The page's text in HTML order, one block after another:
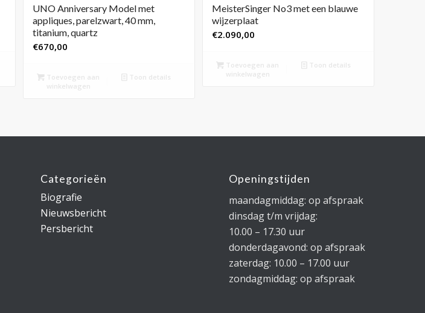
UNO Anniversary Model met
appliques, parelzwart, 40 mm,
titanium, quartz
€670,00
Toevoegen aan
winkelwagen
Toon details
MeisterSinger No3 met een blauwe
wijzerplaat
€2.090,00
Toevoegen aan
winkelwagen
Toon details
Categorieën
Biografie
Nieuwsbericht
Persbericht
Openingstijden
maandagmiddag: op afspraak
dinsdag t/m vrijdag:
10.00 – 17.30 uur
donderdagavond: op afspraak
zaterdag: 10.00 – 17.00 uur
zondagmiddag: op afspraak